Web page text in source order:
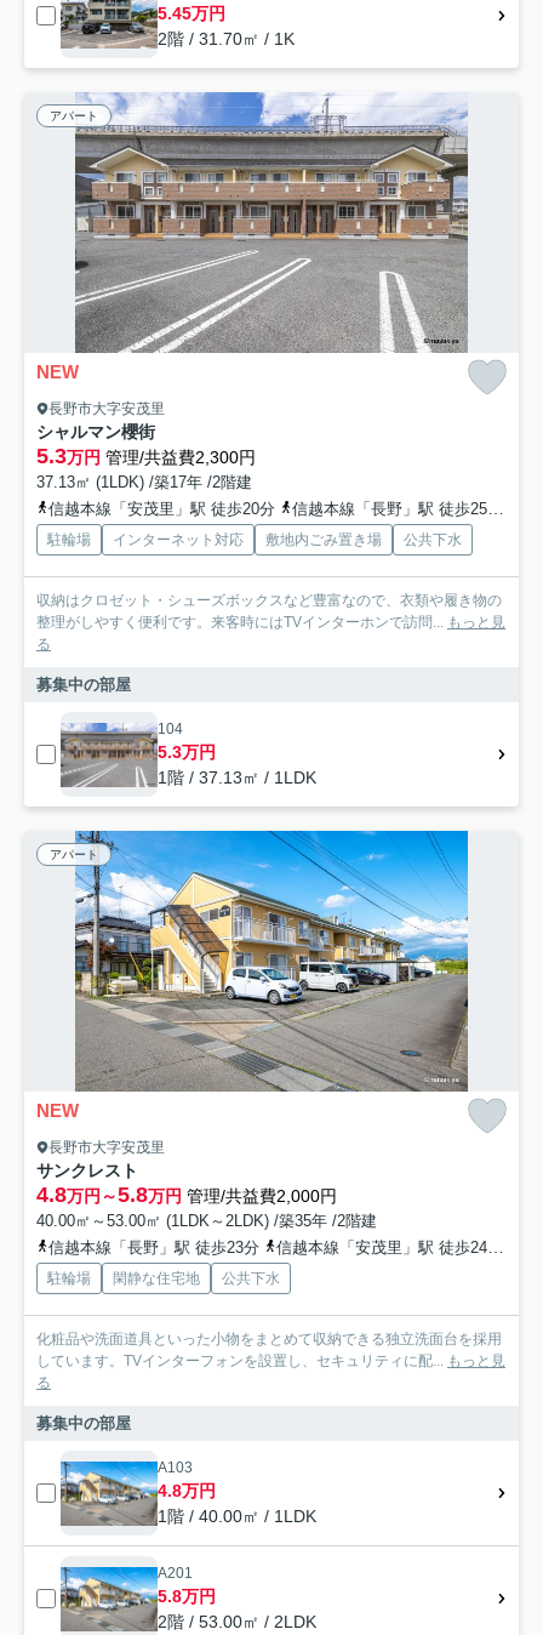
5.45万円
2階 / 31.70㎡ / 1K
アパート
NEW
長野市大字安茂里
シャルマン櫻街
5.3万円 管理/共益費2,300円
37.13㎡ (1LDK) /築17年 /2階建
信越本線「安茂里」駅 徒歩20分
信越本線「長野」駅 徒歩25分
駐輪場 インターネット対応 敷地内ごみ置き場 公共下水
収納はクロゼット・シューズボックスなど豊富なので、衣類や履き物の
整理がしやすく便利です。来客時にはTVインターホンで訪問... もっと見
る
募集中の部屋
104
5.3万円
1階 / 37.13㎡ / 1LDK
アパート
NEW
長野市大字安茂里
サンクレスト
4.8万円～5.8万円 管理/共益費2,000円
40.00㎡～53.00㎡ (1LDK～2LDK) /築35年 /2階建
信越本線「長野」駅 徒歩23分
信越本線「安茂里」駅 徒歩24分
駐輪場 閑静な住宅地 公共下水
化粧品や洗面道具といった小物をまとめて収納できる独立洗面台を採用
しています。TVインターフォンを設置し、セキュリティに配... もっと見
る
募集中の部屋
A103
4.8万円
1階 / 40.00㎡ / 1LDK
A201
5.8万円
2階 / 53.00㎡ / 2LDK